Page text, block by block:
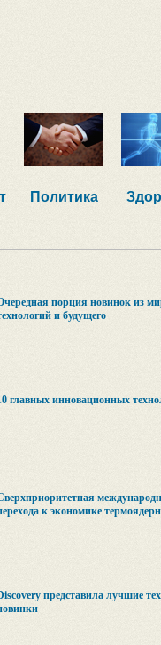
Политика
порция новинок из
и будущего
главных инновационных
к экономике
представила лучшие